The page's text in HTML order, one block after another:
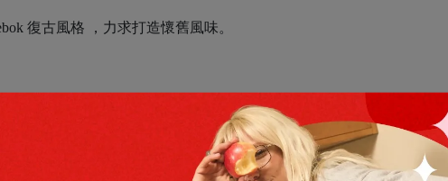
復古風格 ，力求打造懷舊風味。